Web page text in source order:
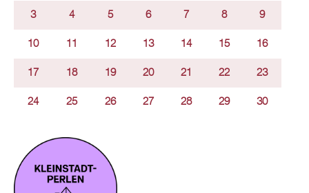
3 4 5 6 7 8 9
10 11 12 13 14 15 16
17 18 19 20 21 22 23
24 25 26 27 28 29 30